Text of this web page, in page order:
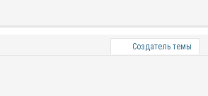
Создатель темы